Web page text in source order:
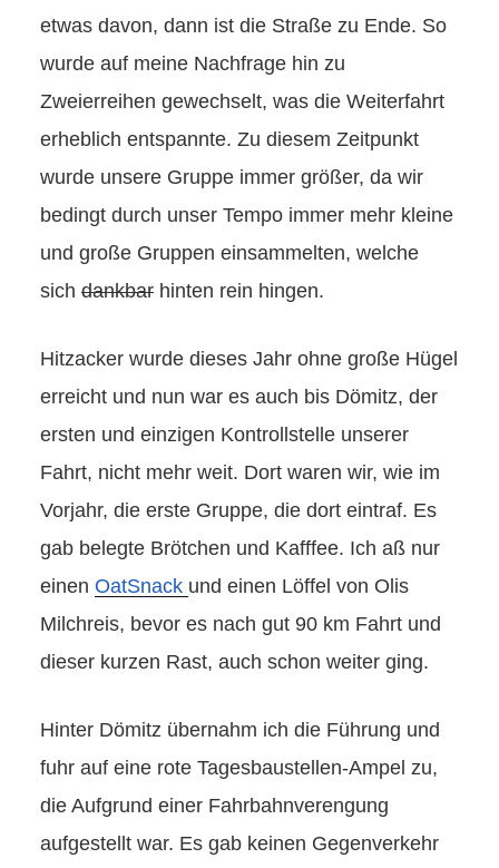
etwas davon, dann ist die Straße zu Ende. So
wurde auf meine Nachfrage hin zu
Zweierreihen gewechselt, was die Weiterfahrt
erheblich entspannte. Zu diesem Zeitpunkt
wurde unsere Gruppe immer größer, da wir
bedingt durch unser Tempo immer mehr kleine
und große Gruppen einsammelten, welche
sich dankbar hinten rein hingen.
Hitzacker wurde dieses Jahr ohne große Hügel
erreicht und nun war es auch bis Dömitz, der
ersten und einzigen Kontrollstelle unserer
Fahrt, nicht mehr weit. Dort waren wir, wie im
Vorjahr, die erste Gruppe, die dort eintraf. Es
gab belegte Brötchen und Kafffee. Ich aß nur
einen OatSnack und einen Löffel von Olis
Milchreis, bevor es nach gut 90 km Fahrt und
dieser kurzen Rast, auch schon weiter ging.
Hinter Dömitz übernahm ich die Führung und
fuhr auf eine rote Tagesbaustellen-Ampel zu,
die Aufgrund einer Fahrbahnverengung
aufgestellt war. Es gab keinen Gegenverkehr